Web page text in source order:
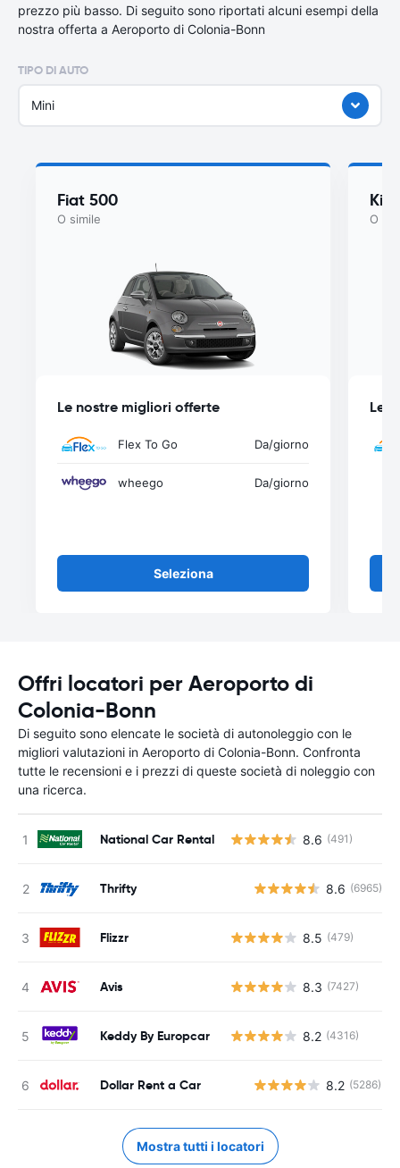
prezzo più basso. Di seguito sono riportati alcuni esempi della
nostra offerta a Aeroporto di Colonia-Bonn
TIPO DI AUTO
Mini
Fiat 500
O simile
Le nostre migliori offerte
Flex To Go Da/giorno
wheego Da/giorno
Seleziona
Kia
O
Le
Offri locatori per Aeroporto di
Colonia-Bonn
Di seguito sono elencate le società di autonoleggio con le
migliori valutazioni in Aeroporto di Colonia-Bonn. Confronta
tutte le recensioni e i prezzi di queste società di noleggio con
una ricerca.
National Car Rental 8.6 (491)
Thrifty 8.6 (6965)
Flizzr 8.5 (479)
Avis 8.3 (7427)
Keddy By Europcar 8.2 (4316)
Dollar Rent a Car 8.2 (5286)
Mostra tutti i locatori